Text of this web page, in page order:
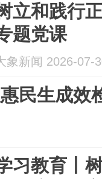
立和践行
题党课
象新闻 2026-07-
民生成效
习教育丨